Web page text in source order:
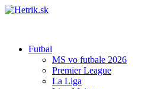
Futbal
MS vo futbale 2026
Premier League
La Liga